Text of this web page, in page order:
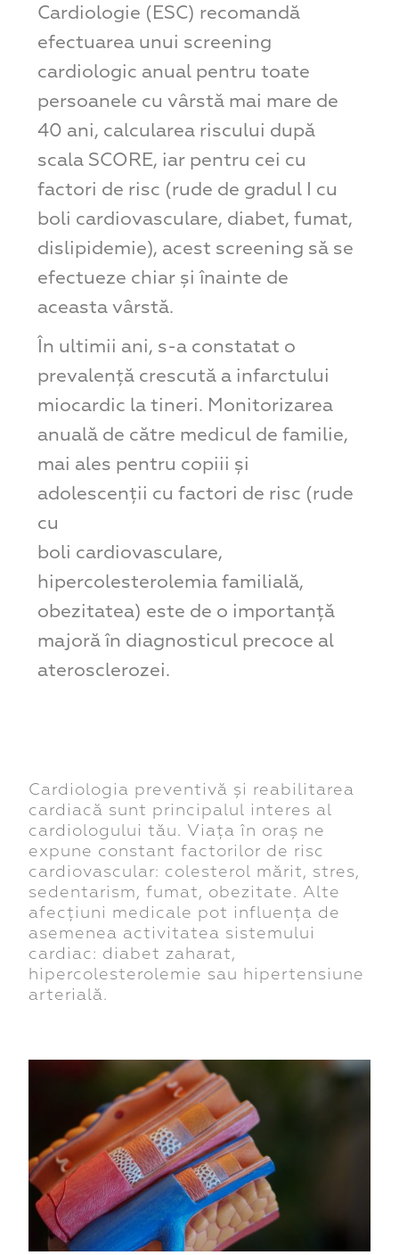
Cardiologie (ESC) recomandă
efectuarea unui screening
cardiologic anual pentru toate
persoanele cu vârstă mai mare de
40 ani, calcularea riscului după
scala SCORE, iar pentru cei cu
factori de risc (rude de gradul I cu
boli cardiovasculare, diabet, fumat,
dislipidemie), acest screening să se
efectueze chiar și înainte de
aceasta vârstă.
În ultimii ani, s-a constatat o
prevalență crescută a infarctului
miocardic la tineri. Monitorizarea
anuală de către medicul de familie,
mai ales pentru copiii și
adolescenții cu factori de risc (rude
cu
boli cardiovasculare,
hipercolesterolemia familială,
obezitatea) este de o importanță
majoră în diagnosticul precoce al
aterosclerozei.
Cardiologia preventivă și reabilitarea
cardiacă sunt principalul interes al
cardiologului tău. Viața în oraș ne
expune constant factorilor de risc
cardiovascular: colesterol mărit, stres,
sedentarism, fumat, obezitate. Alte
afecțiuni medicale pot influența de
asemenea activitatea sistemului
cardiac: diabet zaharat,
hipercolesterolemie sau hipertensiune
arterială.